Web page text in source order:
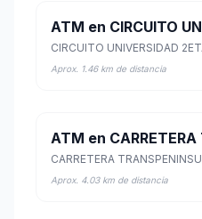
Aprox. 1.46 km de distancia
Aprox. 4.03 km de distancia